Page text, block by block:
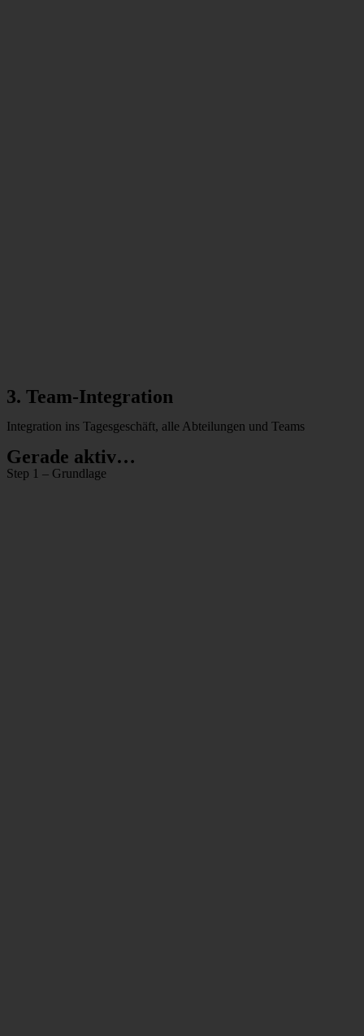
3. Team-Integration
Integration ins Tagesgeschäft, alle Abteilungen und Teams
Gerade aktiv…
Step 1 – Grundlage